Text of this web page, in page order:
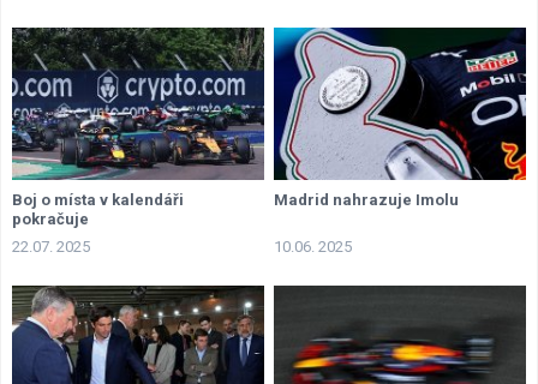
Boj o místa v kalendáři
pokračuje
22.07. 2025
Madrid nahrazuje Imolu
10.06. 2025